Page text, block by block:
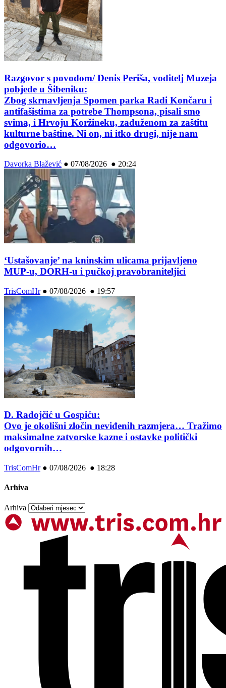
Razgovor s povodom/ Denis Periša, voditelj Muzeja
pobjede u Šibeniku:
Zbog skrnavljenja Spomen parka Radi Končaru i
antifašistima za potrebe Thompsona, pisali smo
svima, i Hrvoju Koržineku, zaduženom za zaštitu
kulturne baštine. Ni on, ni itko drugi, nije nam
odgovorio…
Davorka Blažević ● 07/08/2026 ● 20:24
‘Ustašovanje’ na kninskim ulicama prijavljeno
MUP-u, DORH-u i pučkoj pravobraniteljici
TrisComHr● 07/08/2026 ● 19:57
D. Radojčić u Gospiću:
Ovo je okolišni zločin neviđenih razmjera… Tražimo
maksimalne zatvorske kazne i ostavke politički
odgovornih…
TrisComHr● 07/08/2026 ● 18:28
Arhiva
Arhiva